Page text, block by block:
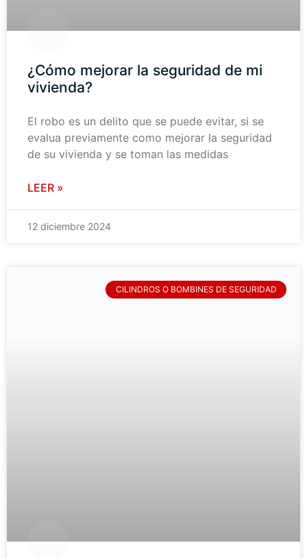
¿Cómo mejorar la seguridad de mi
vivienda?
El robo es un delito que se puede evitar, si se
evalua previamente como mejorar la seguridad
de su vivienda y se toman las medidas
LEER »
12 diciembre 2024
CILINDROS O BOMBINES DE SEGURIDAD